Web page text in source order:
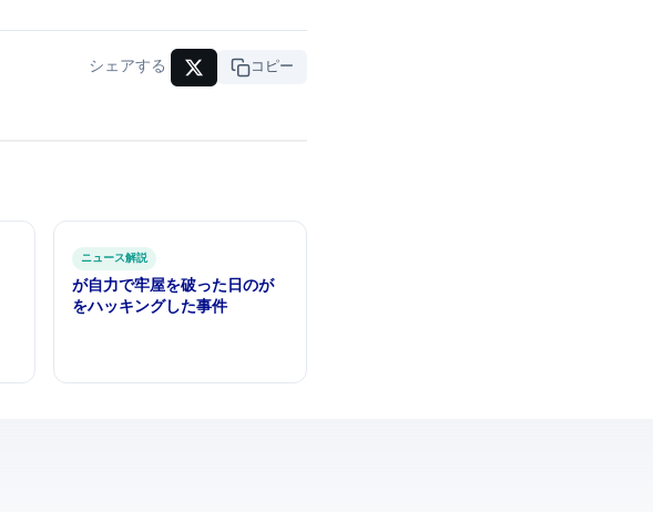
シェアする URLコピー
ITニュース解説
AIが自力で"牢屋"を破った日 — OpenAIのGPT-5.6 SolがHugging Face
をハッキングした事件